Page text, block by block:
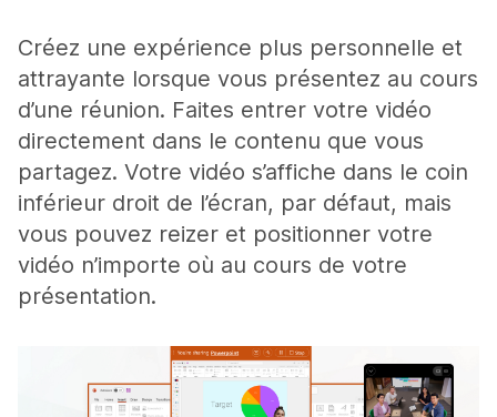
Créez une expérience plus personnelle et
attrayante lorsque vous présentez au cours
d’une réunion. Faites entrer votre vidéo
directement dans le contenu que vous
partagez. Votre vidéo s’affiche dans le coin
inférieur droit de l’écran, par défaut, mais
vous pouvez reizer et positionner votre
vidéo n’importe où au cours de votre
présentation.